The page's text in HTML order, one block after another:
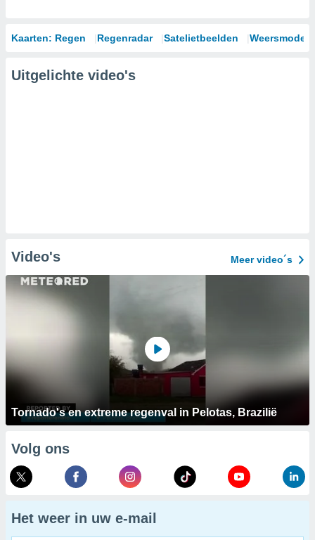
Kaarten: Regen Regenradar Satelietbeelden
Uitgelichte video's
Video's Meer video´s
Tornado's en extreme regenval in Pelotas, Brazilië
Volg ons
Het weer in uw e-mail